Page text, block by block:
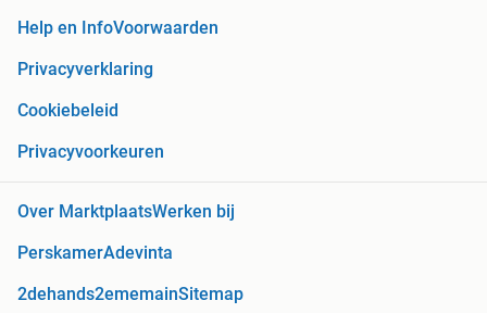
Help en InfoVoorwaarden
Privacyverklaring
Cookiebeleid
Privacyvoorkeuren
Over MarktplaatsWerken bij
PerskamerAdevinta
2dehands2ememainSitemap